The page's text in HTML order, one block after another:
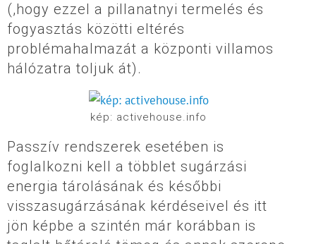
(,hogy ezzel a pillanatnyi termelés és
fogyasztás közötti eltérés
problémahalmazát a központi villamos
hálózatra toljuk át).
kép: activehouse.info
Passzív rendszerek esetében is
foglalkozni kell a többlet sugárzási
energia tárolásának és későbbi
visszasugárzásának kérdéseivel és itt
jön képbe a szintén már korábban is